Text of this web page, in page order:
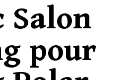
Salon
pour